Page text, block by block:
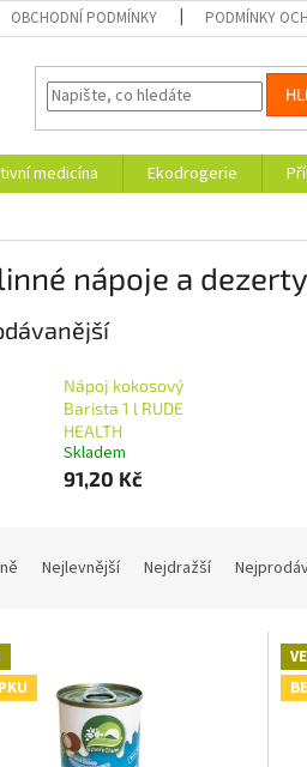
OBCHODNÍ PODMÍNKY PODMÍNKY
medicína Ekodrogerie
nápoje a dezerty
Nápoj kokosový
Barista 1 l RUDE
HEALTH
Skladem
91,20 Kč
Nejlevnější Nejdražší